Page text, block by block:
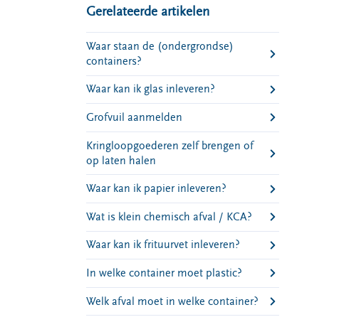
Gerelateerde artikelen
Waar staan de (ondergrondse)
containers?
Waar kan ik glas inleveren?
Grofvuil aanmelden
Kringloopgoederen zelf brengen of
op laten halen
Waar kan ik papier inleveren?
Wat is klein chemisch afval / KCA?
Waar kan ik frituurvet inleveren?
In welke container moet plastic?
Welk afval moet in welke container?